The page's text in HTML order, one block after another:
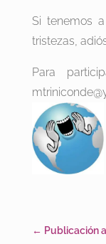
Si tenemos
tristezas,
Para
← Publicación